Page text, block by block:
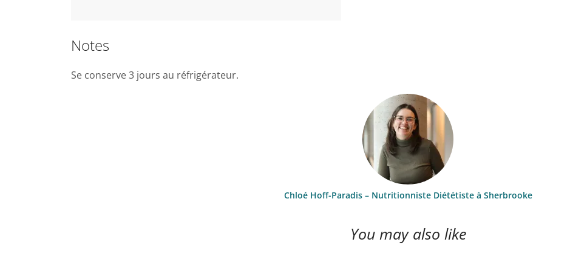
Notes
Se conserve 3 jours au réfrigérateur.
Chloé Hoff-Paradis – Nutritionniste Diététiste à Sherbrooke
You may also like